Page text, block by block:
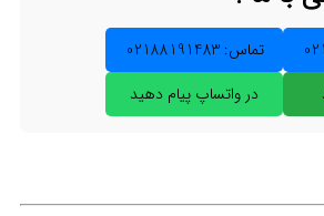
تماس: 02188191483
در واتساپ پیام دهید